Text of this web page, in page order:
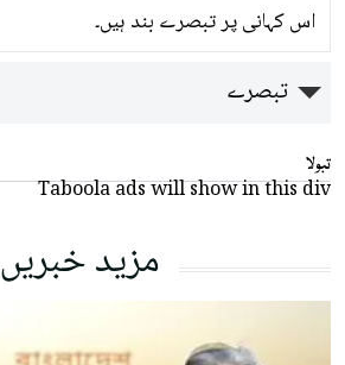
اس کہانی پر تبصرے بند ہیں۔
تبصرے
تبولا
Taboola ads will show in this div
مزید خبریں